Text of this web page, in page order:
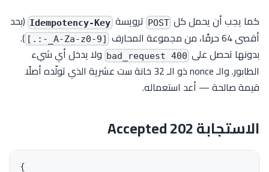
كما يجب أن يحمل كل POST ترويسة Idempotency-Key (بحد
أقصى 64 حرفًا، من مجموعة المحارف
[A-Za-z0-9_-:.]
).
بدونها تحصل على 400 bad_request
ولا يدخل أي شيء
الطابور. والـ nonce ذو الـ 32 خانة ست عشرية الذي تولّده أصلًا
قيمة صالحة — أعد استعماله.
الاستجابة 202 Accepted
{